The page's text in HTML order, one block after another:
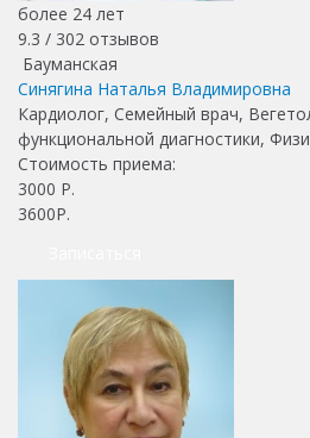
более 24 лет
9.3 / 302 отзывов
Бауманская
Синягина Наталья Владимировна
Кардиолог, Семейный врач,
функциональной диагностики,
Стоимость приема:
3000 Р.
3600Р.